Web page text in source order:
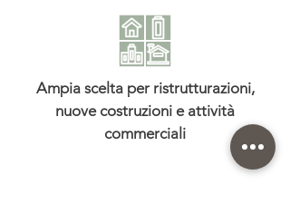
Ampia scelta per ristrutturazioni,
nuove costruzioni e attività
commerciali